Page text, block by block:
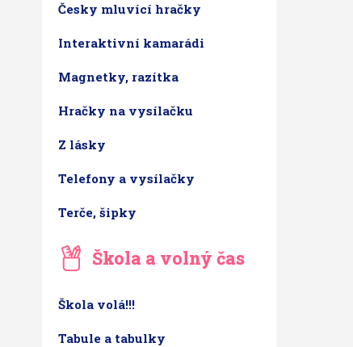
Česky mluvící hračky
Interaktivní kamarádi
Magnetky, razítka
Hračky na vysílačku
Z lásky
Telefony a vysílačky
Terče, šipky
Škola a volný čas
Škola volá!!!
Tabule a tabulky